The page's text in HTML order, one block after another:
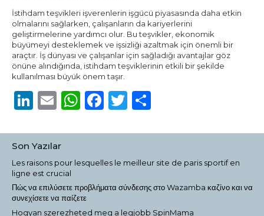
İstihdam teşvikleri işverenlerin işgücü piyasasında daha etkin
olmalarını sağlarken, çalışanların da kariyerlerini
geliştirmelerine yardımcı olur. Bu teşvikler, ekonomik
büyümeyi desteklemek ve işsizliği azaltmak için önemli bir
araçtır. İş dünyası ve çalışanlar için sağladığı avantajlar göz
önüne alındığında, istihdam teşviklerinin etkili bir şekilde
kullanılması büyük önem taşır.
LinkedIn
Email
WhatsApp
Facebook
Twitter
Share
Son Yazılar
Les raisons pour lesquelles le meilleur site de paris sportif en
ligne est crucial
Πώς να επιλύσετε προβλήματα σύνδεσης στο Wazamba καζίνο και να
συνεχίσετε να παίζετε
Hogyan szerezheted meg a legjobb SpinMama